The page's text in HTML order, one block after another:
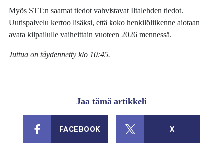
Myös STT:n saamat tiedot vahvistavat Iltalehden tiedot.
Uutispalvelu kertoo lisäksi, että koko henkilöliikenne aiotaan
avata kilpailulle vaiheittain vuoteen 2026 mennessä.
Juttua on täydennetty klo 10:45.
Jaa tämä artikkeli
FACEBOOK X